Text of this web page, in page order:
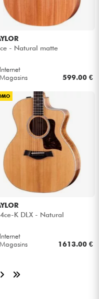
- Natural matte
Internet
Magasins
599.00 €
K DLX - Natural
Internet
Magasins
1613.00 €